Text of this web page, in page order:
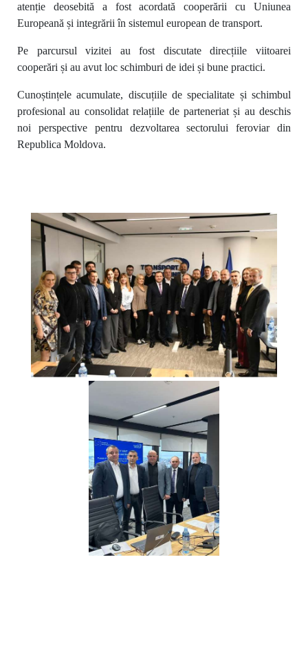
atenție deosebită a fost acordată cooperării cu Uniunea
Europeană și integrării în sistemul european de transport.
Pe parcursul vizitei au fost discutate direcțiile viitoarei
cooperări și au avut loc schimburi de idei și bune practici.
Cunoștințele acumulate, discuțiile de specialitate și schimbul
profesional au consolidat relațiile de parteneriat și au deschis
noi perspective pentru dezvoltarea sectorului feroviar din
Republica Moldova.